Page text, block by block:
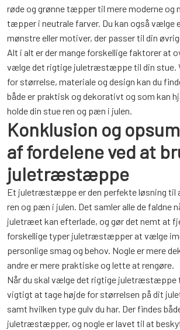
røde og grønne tæpper til mere moderne og
tæpper i neutrale farver. Du kan også vælge
mønstre eller motiver, der passer til din
Alt i alt er der mange forskellige faktorer at
vælge det rigtige juletræstæppe til din stue.
for størrelse, materiale og design kan du
både er praktisk og dekorativt og som kan
holde din stue ren og pæn i julen.
Konklusion og
af fordelene ved at
juletræstæppe
Et juletræstæppe er den perfekte løsning til
ren og pæn i julen. Det samler alle de faldne
juletræet kan efterlade, og gør det nemt at
forskellige typer juletræstæpper at vælge
personlige smag og behov. Nogle er mere
andre er mere praktiske og lette at rengøre.
Når du skal vælge det rigtige juletræstæppe
vigtigt at tage højde for størrelsen på dit
samt hvilken type gulv du har. Der findes
juletræstæpper, og nogle er lavet til at